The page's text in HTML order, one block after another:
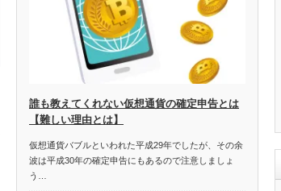
誰も教えてくれない仮想通貨の確定申告とは
【難しい理由とは】
仮想通貨バブルといわれた平成29年でしたが、その余
波は平成30年の確定申告にもあるので注意しましょ
う…